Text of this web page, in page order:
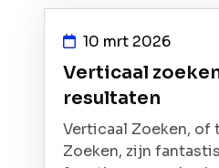
10 mrt 2026
Verticaal
resultaten
Verticaal Zoeken, of
Zoeken, zijn